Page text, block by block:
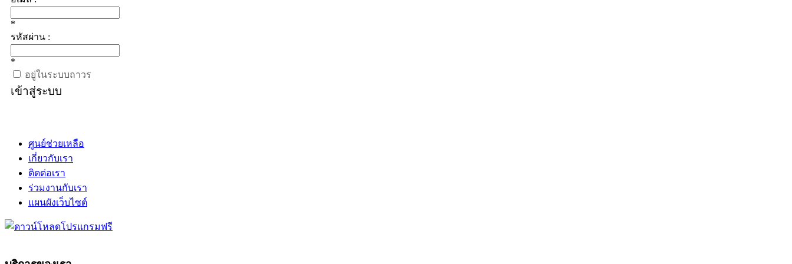
*
รหัสผ่าน :
*
อยู่ในระบบถาวร
เข้าสู่ระบบ
ศูนย์ช่วยเหลือ
เกี่ยวกับเรา
ติดต่อเรา
ร่วมงานกับเรา
แผนผังเว็บไซต์